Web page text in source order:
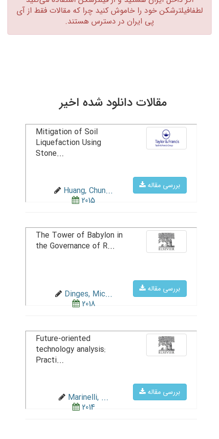
لطفافیلترشکن خود را خاموش کنید چرا که مقالات فقط از آی
پی ایران در دسترس هستند.‏
مقالات دانلود شده اخیر
بررسی مقاله
Mitigation of Soil
Liquefaction Using
Stone...
Huang, Chun...
2015
بررسی مقاله
The Tower of Babylon in
the Governance of R...
Dinges, Mic...
2018
بررسی مقاله
Future-oriented
technology analysis:
Practi...
Marinelli, ...
2014